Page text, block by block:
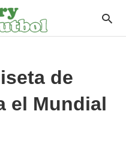
de
el Mundial